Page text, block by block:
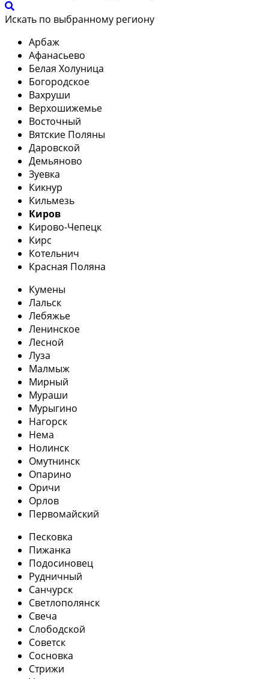
Искать по выбранному региону
Арбаж
Афанасьево
Белая Холуница
Богородское
Вахруши
Верхошижемье
Восточный
Вятские Поляны
Даровской
Демьяново
Зуевка
Кикнур
Кильмезь
Киров
Кирово-Чепецк
Кирс
Котельнич
Красная Поляна
Кумены
Лальск
Лебяжье
Ленинское
Лесной
Луза
Малмыж
Мирный
Мураши
Мурыгино
Нагорск
Нема
Нолинск
Омутнинск
Опарино
Оричи
Орлов
Первомайский
Песковка
Пижанка
Подосиновец
Рудничный
Санчурск
Светлополянск
Свеча
Слободской
Советск
Сосновка
Стрижи